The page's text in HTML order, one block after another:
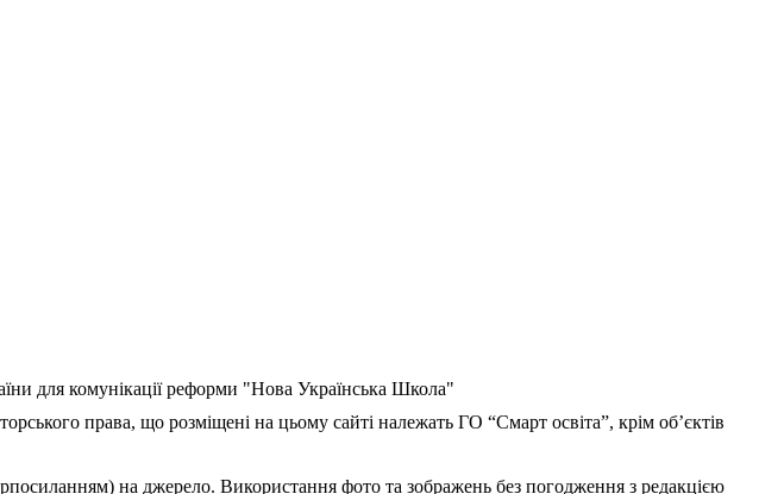
для комунікації реформи "Нова Українська Школа"
права, що розміщені на цьому сайті належать ГО “Смарт освіта”, крім об’єктів
на джерело. Використання фото та зображень без погодження з редакцією